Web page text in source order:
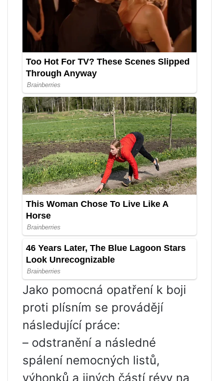
Jako pomocná opatření k boji
proti plísním se provádějí
následující práce:
– odstranění a následné
spálení nemocných listů,
výhonků a jiných částí révy na